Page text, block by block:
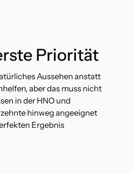
Priorität
Aussehen anstatt
aber das muss nicht
in der HNO und
hinweg angeeignet
Ergebnis